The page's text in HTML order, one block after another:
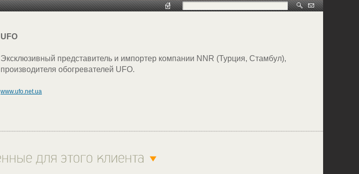
UFO
Эксклюзивный представитель и импортер компании NNR (Турция, Стамбул),
производителя обогревателей UFO.
www.ufo.net.ua